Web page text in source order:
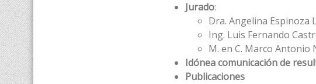
Jurado:
Dra. Angelina Espinoza
Ing. Luis Fernando
M. en C. Marco Antonio
Idónea comunicación de
Publicaciones